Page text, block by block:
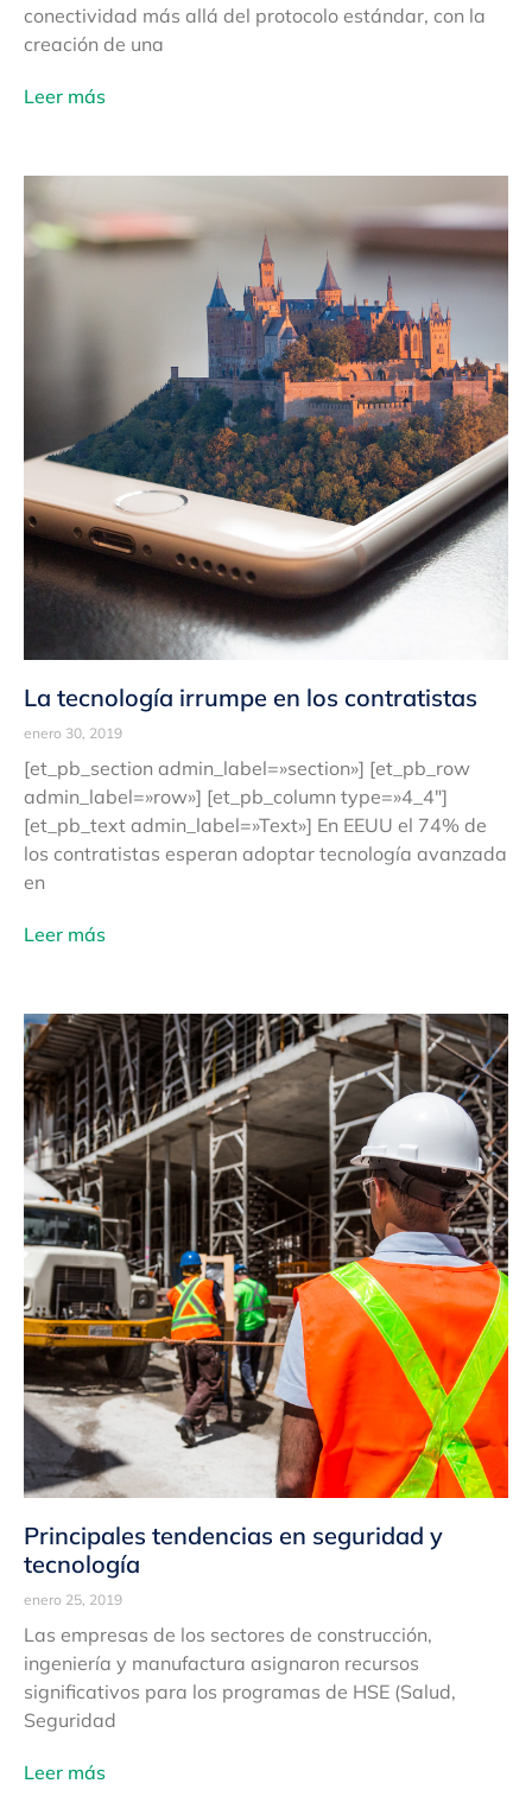
conectividad más allá del protocolo estándar, con la
creación de una
Leer más
La tecnología irrumpe en los contratistas
enero 30, 2019
[et_pb_section admin_label=»section»] [et_pb_row
admin_label=»row»] [et_pb_column type=»4_4″]
[et_pb_text admin_label=»Text»] En EEUU el 74% de
los contratistas esperan adoptar tecnología avanzada
en
Leer más
Principales tendencias en seguridad y
tecnología
enero 25, 2019
Las empresas de los sectores de construcción,
ingeniería y manufactura asignaron recursos
significativos para los programas de HSE (Salud,
Seguridad
Leer más